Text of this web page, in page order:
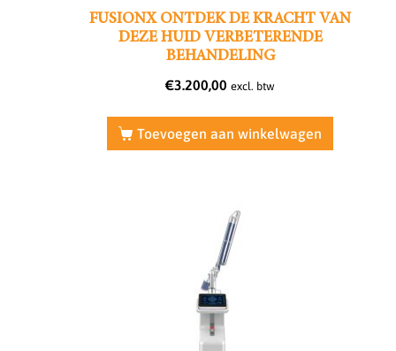
FUSIONX ONTDEK DE KRACHT VAN
DEZE HUID VERBETERENDE
BEHANDELING
€3.200,00 excl. btw
Toevoegen aan winkelwagen